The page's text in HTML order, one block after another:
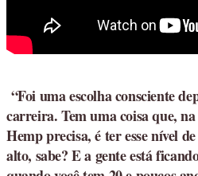
“Foi uma escolha consciente
carreira. Tem uma coisa que,
Hemp precisa, é ter esse nível
alto, sabe? E a gente está